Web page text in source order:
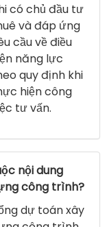
có chủ đầu tư
và đáp ứng
cầu về điều
năng lực
quy định khi
hiện công
tư vấn.
nội dung
công trình?
dự toán xây